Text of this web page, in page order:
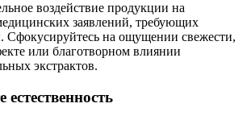
воздействие продукции на
заявлений, требующих
Сфокусируйтесь на ощущении свежести,
или благотворном влиянии
экстрактов.